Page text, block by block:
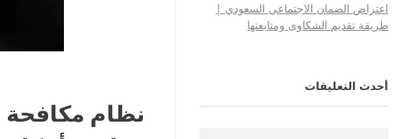
اعتراض الضمان الاجتماعي السعودي |
طريقة تقديم الشكاوى ومتابعتها
أحدث التعليقات